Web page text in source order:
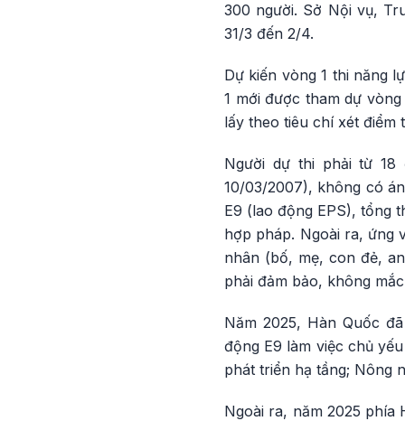
300 người. Sở Nội vụ,
31/3 đến 2/4.
Dự kiến vòng 1 thi năng
1 mới được tham dự
lấy theo tiêu chí xét
Người dự thi phải từ 18
10/03/2007), không có
E9 (lao động EPS), tổng
hợp pháp. Ngoài ra, ứng
nhân (bố, mẹ, con đẻ,
phải đảm bảo, không
Năm 2025, Hàn Quốc
động E9 làm việc chủ
phát triển hạ tầng; Nông
Ngoài ra, năm 2025 phía